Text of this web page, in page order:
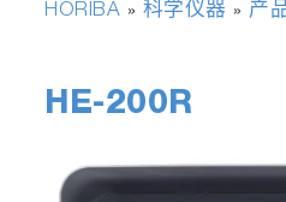
HORIBA » 科学仪器 »产
HE-200R